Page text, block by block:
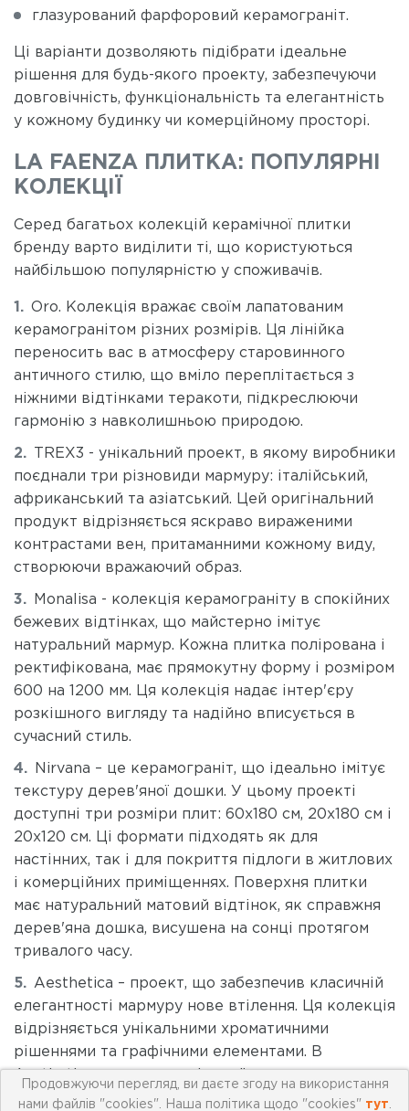
глазурований фарфоровий керамограніт.
Ці варіанти дозволяють підібрати ідеальне
рішення для будь-якого проекту, забезпечуючи
довговічність, функціональність та елегантність
у кожному будинку чи комерційному просторі.
LA FAENZA ПЛИТКА: ПОПУЛЯРНІ
КОЛЕКЦІЇ
Серед багатьох колекцій керамічної плитки
бренду варто виділити ті, що користуються
найбільшою популярністю у споживачів.
Oro. Колекція вражає своїм лапатованим
керамогранітом різних розмірів. Ця лінійка
переносить вас в атмосферу старовинного
античного стилю, що вміло переплітається з
ніжними відтінками теракоти, підкреслюючи
гармонію з навколишньою природою.
TREX3 - унікальний проект, в якому виробники
поєднали три різновиди мармуру: італійський,
африканський та азіатський. Цей оригінальний
продукт відрізняється яскраво вираженими
контрастами вен, притаманними кожному виду,
створюючи вражаючий образ.
Monalisa - колекція керамограніту в спокійних
бежевих відтінках, що майстерно імітує
натуральний мармур. Кожна плитка полірована і
ректифікована, має прямокутну форму і розміром
600 на 1200 мм. Ця колекція надає інтер'єру
розкішного вигляду та надійно вписується в
сучасний стиль.
Nirvana – це керамограніт, що ідеально імітує
текстуру дерев'яної дошки. У цьому проекті
доступні три розміри плит: 60x180 см, 20x180 см і
20x120 см. Ці формати підходять як для
настінних, так і для покриття підлоги в житлових
і комерційних приміщеннях. Поверхня плитки
має натуральний матовий відтінок, як справжня
дерев'яна дошка, висушена на сонці протягом
тривалого часу.
Aesthetica – проект, що забезпечив класичній
елегантності мармуру нове втілення. Ця колекція
відрізняється унікальними хроматичними
рішеннями та графічними елементами. В
підлоги. Доступні розміри включають 60x120 см,
Продовжуючи перегляд, ви даєте згоду на використання
нами файлів "cookies". Наша політика щодо "cookies" тут